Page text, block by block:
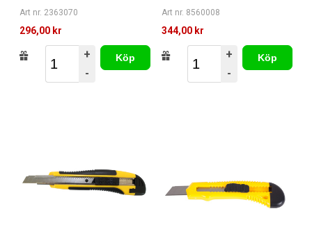
Art nr. 2363070
296,00 kr
+
-
Köp
Art nr. 8560008
344,00 kr
+
-
Köp